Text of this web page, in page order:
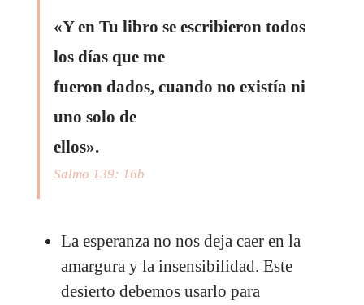
«Y en Tu libro se escribieron todos
los días que me
fueron dados, cuando no existía ni
uno solo de
ellos».
Salmo 139: 16b
La esperanza no nos deja caer en la
amargura y la insensibilidad. Este
desierto debemos usarlo para